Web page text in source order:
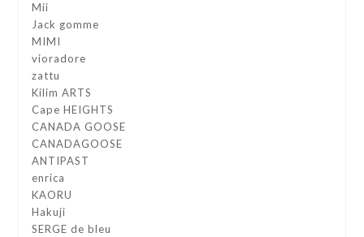
Mii
Jack gomme
MIMI
vioradore
zattu
Kilim ARTS
Cape HEIGHTS
CANADA GOOSE
CANADAGOOSE
ANTIPAST
enrica
KAORU
Hakuji
SERGE de bleu